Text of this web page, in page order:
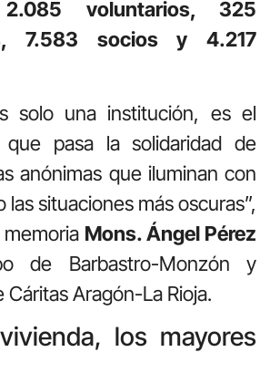
2.085 voluntarios, 325
7.583 socios y 4.217
solo una institución, es el
pasa la solidaridad de
anónimas que iluminan con
las situaciones más oscuras”,
Mons. Ángel Pérez
de Barbastro-Monzón y
Aragón-La Rioja.
los mayores